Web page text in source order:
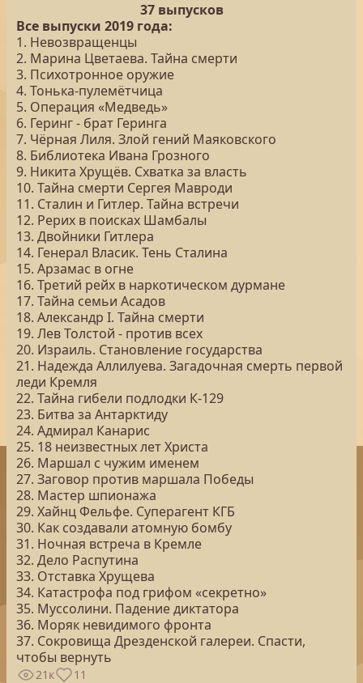
37 выпусков
Все выпуски 2019 года:
1. Невозвращенцы
2. Марина Цветаева. Тайна смерти
3. Психотронное оружие
4. Тонька-пулемётчица
5. Операция «Медведь»
6. Геринг - брат Геринга
7. Чёрная Лиля. Злой гений Маяковского
8. Библиотека Ивана Грозного
9. Никита Хрущёв. Схватка за власть
10. Тайна смерти Сергея Мавроди
11. Сталин и Гитлер. Тайна встречи
12. Рерих в поисках Шамбалы
13. Двойники Гитлера
14. Генерал Власик. Тень Сталина
15. Арзамас в огне
16. Третий рейх в наркотическом дурмане
17. Тайна семьи Асадов
18. Александр I. Тайна смерти
19. Лев Толстой - против всех
20. Израиль. Становление государства
21. Надежда Аллилуева. Загадочная смерть первой
леди Кремля
22. Тайна гибели подлодки К-129
23. Битва за Антарктиду
24. Адмирал Канарис
25. 18 неизвестных лет Христа
26. Маршал с чужим именем
27. Заговор против маршала Победы
28. Мастер шпионажа
29. Хайнц Фельфе. Суперагент КГБ
30. Как создавали атомную бомбу
31. Ночная встреча в Кремле
32. Дело Распутина
33. Отставка Хрущева
34. Катастрофа под грифом «секретно»
35. Муссолини. Падение диктатора
36. Моряк невидимого фронта
37. Сокровища Дрезденской галереи. Спасти,
чтобы вернуть
21к 11